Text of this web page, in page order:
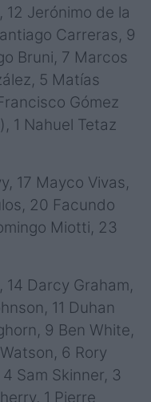
Jerónimo de la
Carreras, 9
Bruni, 7 Marcos
5 Matías
Gómez
1 Nahuel Tetaz
17 Mayco Vivas,
20 Facundo
Miotti, 23
14 Darcy Graham,
11 Duhan
9 Ben White,
6 Rory
Sam Skinner, 3
1 Pierre